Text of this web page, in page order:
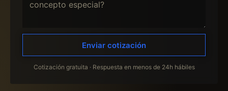
Enviar cotización
Cotización gratuita · Respuesta en menos de 24h hábiles